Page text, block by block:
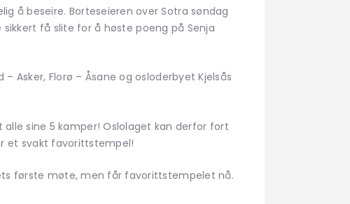
å beseire. Borteseieren over Sotra søndag
få slite for å høste poeng på Senja
Asker, Florø – Åsane og osloderbyet Kjelsås
sine 5 kamper! Oslolaget kan derfor fort
et svakt favorittstempel!
første møte, men får favorittstempelet nå.